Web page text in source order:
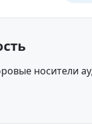
носители